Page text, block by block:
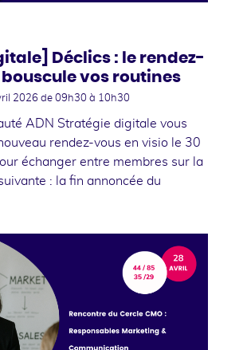
Déclics : le rendez-
vos routines
2026 de 09h30 à 10h30
ADN Stratégie digitale vous
rendez-vous en visio le 30
échanger entre membres sur la
: la fin annoncée du